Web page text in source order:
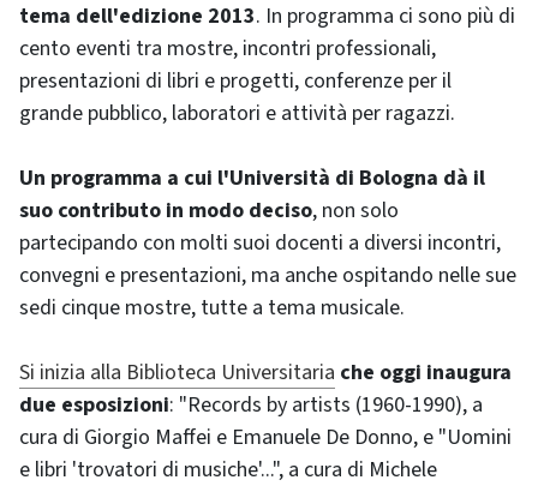
tema dell'edizione 2013. In programma ci sono più di
cento eventi tra mostre, incontri professionali,
presentazioni di libri e progetti, conferenze per il
grande pubblico, laboratori e attività per ragazzi.
Un programma a cui l'Università di Bologna dà il
suo contributo in modo deciso, non solo
partecipando con molti suoi docenti a diversi incontri,
convegni e presentazioni, ma anche ospitando nelle sue
sedi cinque mostre, tutte a tema musicale.
Si inizia alla Biblioteca Universitaria che oggi inaugura
due esposizioni: "Records by artists (1960-1990), a
cura di Giorgio Maffei e Emanuele De Donno, e "Uomini
e libri 'trovatori di musiche'...", a cura di Michele